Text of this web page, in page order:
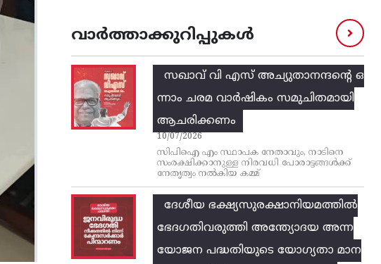
വാർത്താക്കുറിപ്പുകൾ
സഖാവ് വി എസ്‌ അച്യുതാനന്ദന്റെ ഒ
ന്നാം ചരമ വാര്‍ഷികം സമുചിതമായി
ആചരിക്കണം
10/07/2026
സിപിഐ എം സ്ഥാപക നേതാവും, നാടിനെ
സംരക്ഷിക്കാനുള്ള നിരവധി പോരാട്ടങ്ങള്‍ക്ക്‌
നേതൃത്വം നല്‍കിയ കമ്മ്
ദേശീയ ഭക്ഷ്യസുരക്ഷാനിയമത്തിൽ
ഭേദഗതിവരുത്തി അന്ത്യോദയ അന്ന
യോജന പദ്ധതിയുടെ യോഗ്യതാ മാന